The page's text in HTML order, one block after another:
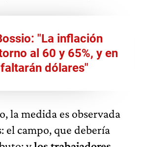
"La inflación
al 60 y 65%, y en
dólares"
la medida es observada
el campo, que debería